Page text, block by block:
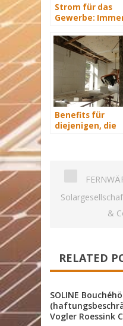
Strom für das
Gewerbe:
versorgt
Benefits für
diejenigen, die
&
RELATED
SOLINE
Vogler Roessink